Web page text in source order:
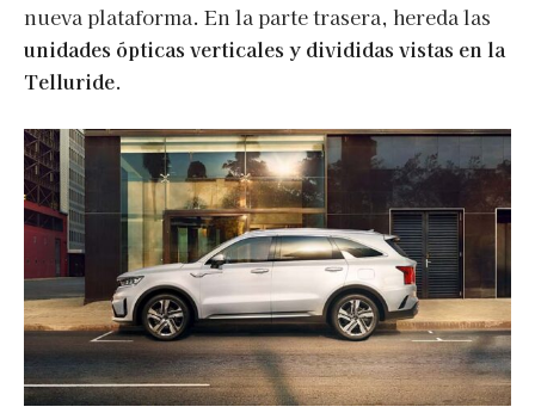
nueva plataforma. En la parte trasera, hereda las
unidades ópticas verticales y divididas vistas en la
Telluride.